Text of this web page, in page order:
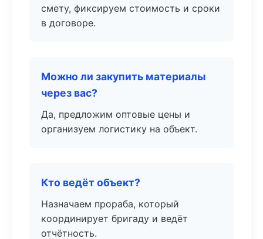
смету, фиксируем стоимость и сроки
в договоре.
Можно ли закупить материалы
через вас?
Да, предложим оптовые цены и
организуем логистику на объект.
Кто ведёт объект?
Назначаем прораба, который
координирует бригаду и ведёт
отчётность.